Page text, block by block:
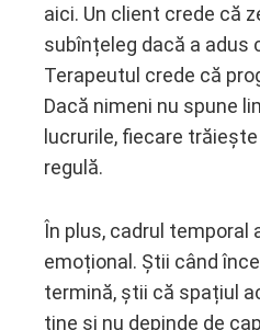
aici. Un client crede că
subînțeleg dacă a adus
Terapeutul crede că
Dacă nimeni nu spune
lucrurile, fiecare
regulă.
În plus, cadrul temporal
emoțional. Știi când
termină, știi că spațiul
tine și nu depinde de